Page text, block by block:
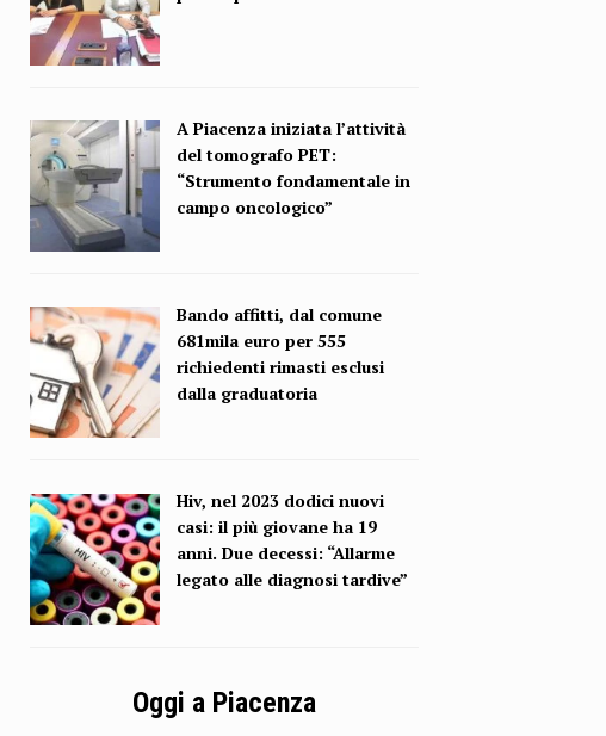
A Piacenza iniziata l’attività
del tomografo PET:
“Strumento fondamentale in
campo oncologico”
Bando affitti, dal comune
681mila euro per 555
richiedenti rimasti esclusi
dalla graduatoria
Hiv, nel 2023 dodici nuovi
casi: il più giovane ha 19
anni. Due decessi: “Allarme
legato alle diagnosi tardive”
Oggi a Piacenza